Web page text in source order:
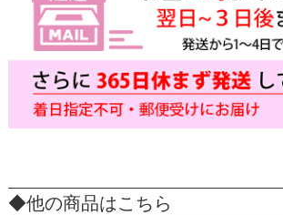
◆他の商品はこちら